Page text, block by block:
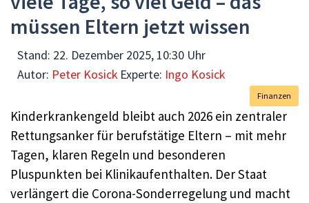
müssen Eltern jetzt wissen
Stand: 22. Dezember 2025, 10:30 Uhr
Autor: Peter Kosick Experte: Ingo Kosick
Finanzen
Kinderkrankengeld bleibt auch 2026 ein zentraler
Rettungsanker für berufstätige Eltern – mit mehr
Tagen, klaren Regeln und besonderen
Pluspunkten bei Klinikaufenthalten. Der Staat
verlängert die Corona-Sonderregelung und macht